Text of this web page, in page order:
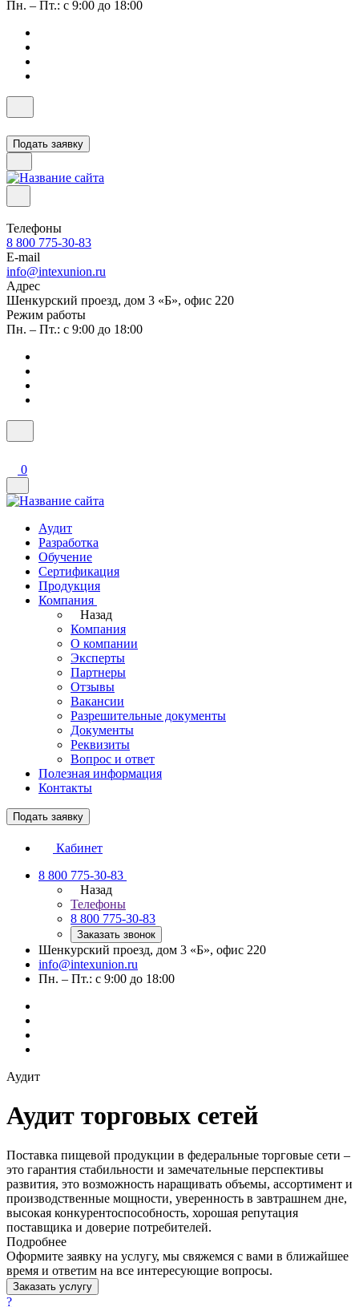
Пн. – Пт.: с 9:00 до 18:00
Подать заявку
Телефоны
8 800 775-30-83
E-mail
info@intexunion.ru
Адрес
Шенкурский проезд, дом 3 «Б», офис 220
Режим работы
Пн. – Пт.: с 9:00 до 18:00
0
Аудит
Разработка
Обучение
Сертификация
Продукция
Компания
Назад
Компания
О компании
Эксперты
Партнеры
Отзывы
Вакансии
Разрешительные документы
Документы
Реквизиты
Вопрос и ответ
Полезная информация
Контакты
Подать заявку
Кабинет
8 800 775-30-83
Назад
Телефоны
8 800 775-30-83
Заказать звонок
Шенкурский проезд, дом 3 «Б», офис 220
info@intexunion.ru
Пн. – Пт.: с 9:00 до 18:00
Аудит
Аудит торговых сетей
Поставка пищевой продукции в федеральные торговые сети –
это гарантия стабильности и замечательные перспективы
развития, это возможность наращивать объемы, ассортимент и
производственные мощности, уверенность в завтрашнем дне,
высокая конкурентоспособность, хорошая репутация
поставщика и доверие потребителей.
Подробнее
Оформите заявку на услугу, мы свяжемся с вами в ближайшее
время и ответим на все интересующие вопросы.
Заказать услугу
?